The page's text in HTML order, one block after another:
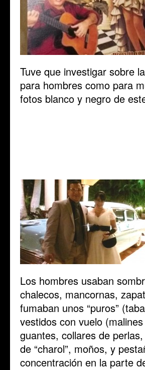
Tuve que investigar sobre
para hombres como para
fotos blanco y negro de
Los hombres usaban
chalecos, mancornas,
fumaban unos “puros”
vestidos con vuelo
guantes, collares de
de “charol”, moños, y
concentración en la parte